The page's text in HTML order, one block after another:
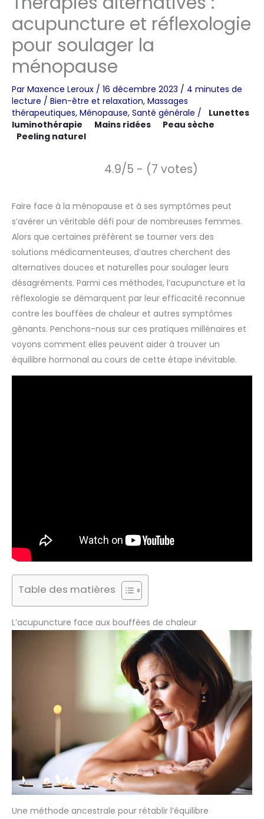
acupuncture et réflexologie
pour soulager la
ménopause
Par Maxence Leroux / 16 décembre 2023 / 4 minutes de
lecture / Bien-être et relaxation, Massages
thérapeutiques, Ménopause, Santé générale /
Lunettes
luminothérapie
Mains ridées
Peau sèche
Peeling naturel
4.9/5 - (7 votes)
Faire face à la ménopause et à ses symptômes peut
s’avérer un véritable défi pour de nombreuses femmes.
Alors que certaines préfèrent se tourner vers des
solutions médicamenteuses, d’autres cherchent des
alternatives douces et naturelles pour soulager leurs
désagréments. Parmi ces méthodes, l’acupuncture et la
réflexologie se démarquent par leur efficacité reconnue
contre les bouffées de chaleur et autres symptômes
gênants. Penchons-nous sur ces pratiques millénaires et
voyons comment elles peuvent aider à trouver un
équilibre hormonal au cours de cette étape inévitable.
Table des matières
L’acupuncture face aux bouffées de chaleur
Une méthode ancestrale pour rétablir l’équilibre